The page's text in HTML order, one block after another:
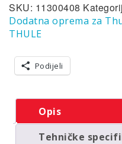
SKU: 11300408
Dodatna oprema za
THULE
Podijeli
Opis
Tehničke